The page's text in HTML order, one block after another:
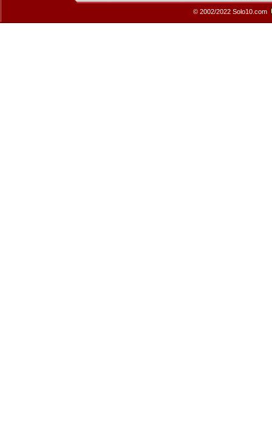
© 2002/2022 Solo10.com